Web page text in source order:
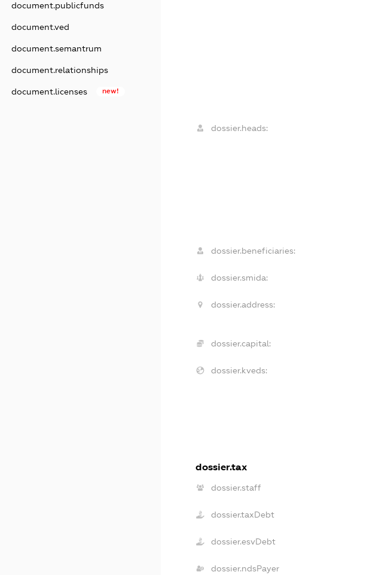
document.publicfunds
document.ved
document.semantrum
document.relationships
document.licenses new!
dossier.heads:
dossier.beneficiaries:
dossier.smida:
dossier.address:
dossier.capital:
dossier.kveds:
dossier.tax
dossier.staff
dossier.taxDebt
dossier.esvDebt
dossier.ndsPayer